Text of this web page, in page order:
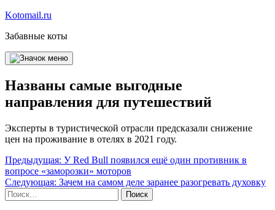
Перейти
содержимому
Kotomail.ru
Забавные коты
Названы самые выгодные
направления для путешествий
Эксперты в туристической отрасли предсказали снижение
цен на проживание в отелях в 2021 году.
Навигация
по
записям
Предыдущая: У Red Bull появился ещё один противник в
вопросе «заморозки» моторов
Следующая: Зачем на самом деле заранее разогревать духовку
Найти: